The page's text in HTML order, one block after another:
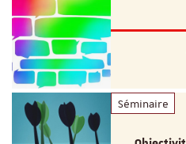
Séminaire